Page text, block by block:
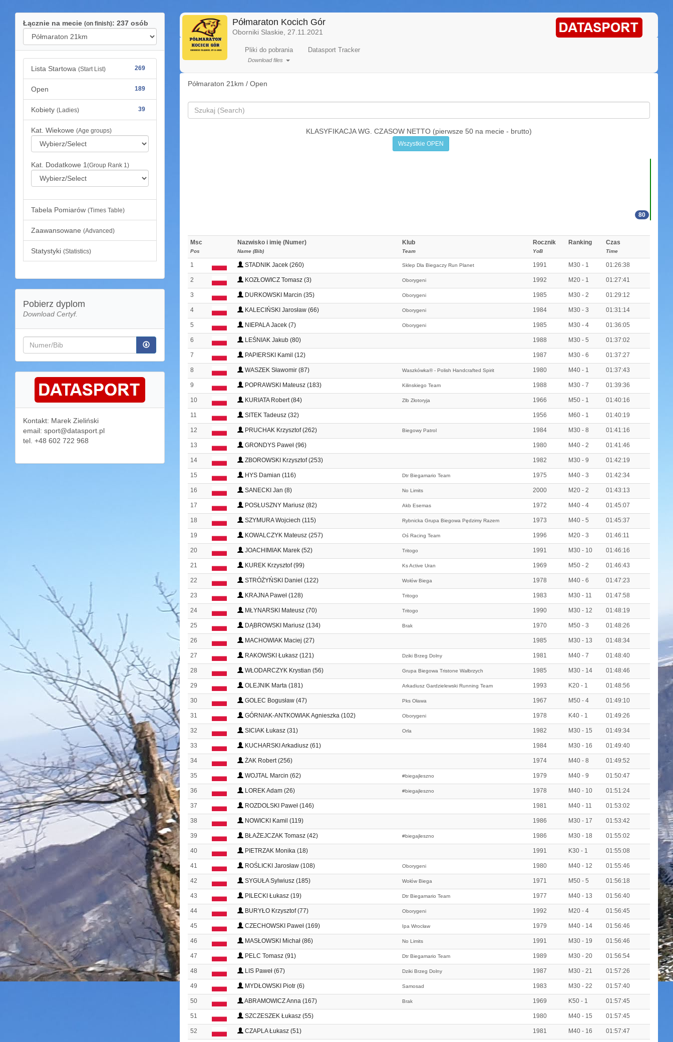
Łącznie na mecie (on finish): 237 osób
Lista Startowa (Start List) 269
Open 189
Kobiety (Ladies) 39
Kat. Wiekowe (Age groups)
Kat. Dodatkowe 1 (Group Rank 1)
Tabela Pomiarów (Times Table)
Zaawansowane (Advanced)
Statystyki (Statistics)
Pobierz dyplom
Download Certyf.
Kontakt: Marek Zieliński
email: sport@datasport.pl
tel. +48 602 722 968
Półmaraton Kocich Gór
Oborniki Slaskie, 27.11.2021
Pliki do pobrania
Download files
Datasport Tracker
Półmaraton 21km / Open
KLASYFIKACJA WG. CZASOW NETTO (pierwsze 50 na mecie - brutto)
Wszystkie OPEN
80
Msc
Pos
Nazwisko i imię (Numer)
Name (Bib)
Klub
Team
Rocznik
YoB
Ranking Czas
Time
1 STADNIK Jacek (260) Sklep Dla Biegaczy Run Planet 1991 M30 - 1 01:26:38
2 KOZŁOWICZ Tomasz (3) Oborygeni 1992 M20 - 1 01:27:41
3 DURKOWSKI Marcin (35) Oborygeni 1985 M30 - 2 01:29:12
4 KALECIŃSKI Jarosław (66) Oborygeni 1984 M30 - 3 01:31:14
5 NIEPALA Jacek (7) Oborygeni 1985 M30 - 4 01:36:05
6 LEŚNIAK Jakub (80) 1988 M30 - 5 01:37:02
7 PAPIERSKI Kamil (12) 1987 M30 - 6 01:37:27
8 WASZEK Sławomir (87) Waszkówka® - Polish Handcrafted Spirit 1980 M40 - 1 01:37:43
9 POPRAWSKI Mateusz (183) Kilinskiego Team 1988 M30 - 7 01:39:36
10 KURIATA Robert (84) Zlb Złotoryja 1966 M50 - 1 01:40:16
11 SITEK Tadeusz (32) 1956 M60 - 1 01:40:19
12 PRUCHAK Krzysztof (262) Biegowy Patrol 1984 M30 - 8 01:41:16
13 GRONDYS Paweł (96) 1980 M40 - 2 01:41:46
14 ZBOROWSKI Krzysztof (253) 1982 M30 - 9 01:42:19
15 HYS Damian (116) Dtr Biegamario Team 1975 M40 - 3 01:42:34
16 SANECKI Jan (8) No Limits 2000 M20 - 2 01:43:13
17 POSŁUSZNY Mariusz (82) Akb Esemas 1972 M40 - 4 01:45:07
18 SZYMURA Wojciech (115) Rybnicka Grupa Biegowa Pędzimy Razem 1973 M40 - 5 01:45:37
19 KOWALCZYK Mateusz (257) Oś Racing Team 1996 M20 - 3 01:46:11
20 JOACHIMIAK Marek (52) Tritogo 1991 M30 - 10 01:46:16
21 KUREK Krzysztof (99) Ks Active Uran 1969 M50 - 2 01:46:43
22 STRÓŻYŃSKI Daniel (122) Wołów Biega 1978 M40 - 6 01:47:23
23 KRAJNA Paweł (128) Tritogo 1983 M30 - 11 01:47:58
24 MŁYNARSKI Mateusz (70) Tritogo 1990 M30 - 12 01:48:19
25 DĄBROWSKI Mariusz (134) Brak 1970 M50 - 3 01:48:26
26 MACHOWIAK Maciej (27) 1985 M30 - 13 01:48:34
27 RAKOWSKI Łukasz (121) Dziki Brzeg Dolny 1981 M40 - 7 01:48:40
28 WŁODARCZYK Krystian (56) Grupa Biegowa Tristone Wałbrzych 1985 M30 - 14 01:48:46
29 OLEJNIK Marta (181) Arkadiusz Gardzielewski Running Team 1993 K20 - 1 01:48:56
30 GOLEC Bogusław (47) Pks Oława 1967 M50 - 4 01:49:10
31 GÓRNIAK-ANTKOWIAK Agnieszka (102) Oborygeni 1978 K40 - 1 01:49:26
32 SICIAK Łukasz (31) Orla 1982 M30 - 15 01:49:34
33 KUCHARSKI Arkadiusz (61) 1984 M30 - 16 01:49:40
34 ŻAK Robert (256) 1974 M40 - 8 01:49:52
35 WOJTAL Marcin (62) #biegajleszno 1979 M40 - 9 01:50:47
36 LOREK Adam (26) #biegajleszno 1978 M40 - 10 01:51:24
37 ROZDOLSKI Paweł (146) 1981 M40 - 11 01:53:02
38 NOWICKI Kamil (119) 1986 M30 - 17 01:53:42
39 BŁAŻEJCZAK Tomasz (42) #biegajleszno 1986 M30 - 18 01:55:02
40 PIETRZAK Monika (18) 1991 K30 - 1 01:55:08
41 ROŚLICKI Jarosław (108) Oborygeni 1980 M40 - 12 01:55:46
42 SYGUŁA Sylwiusz (185) Wołów Biega 1971 M50 - 5 01:56:18
43 PILECKI Łukasz (19) Dtr Biegamario Team 1977 M40 - 13 01:56:40
44 BURYŁO Krzysztof (77) Oborygeni 1992 M20 - 4 01:56:45
45 CZECHOWSKI Paweł (169) Ipa Wrocław 1979 M40 - 14 01:56:46
46 MASŁOWSKI Michał (86) No Limits 1991 M30 - 19 01:56:46
47 PELC Tomasz (91) Dtr Biegamario Team 1989 M30 - 20 01:56:54
48 LIS Paweł (67) Dziki Brzeg Dolny 1987 M30 - 21 01:57:26
49 MYDŁOWSKI Piotr (6) Samosad 1983 M30 - 22 01:57:40
50 ABRAMOWICZ Anna (167) Brak 1969 K50 - 1 01:57:45
51 SZCZESZEK Łukasz (55) 1980 M40 - 15 01:57:45
52 CZAPLA Łukasz (51) 1981 M40 - 16 01:57:47